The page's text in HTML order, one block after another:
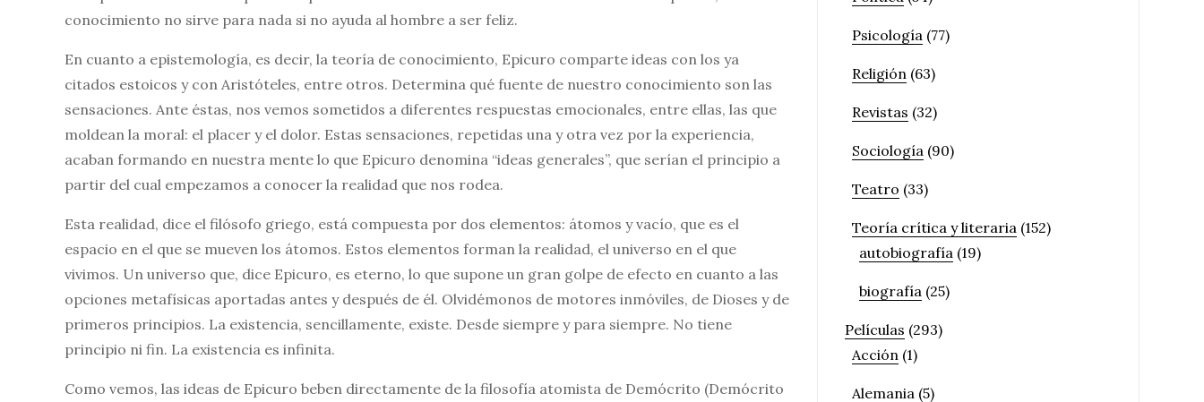
conocimiento no sirve para nada si no ayuda al hombre a ser feliz.
En cuanto a epistemología, es decir, la teoría de conocimiento, Epicuro comparte ideas con los ya
citados estoicos y con Aristóteles, entre otros. Determina qué fuente de nuestro conocimiento son las
sensaciones. Ante éstas, nos vemos sometidos a diferentes respuestas emocionales, entre ellas, las que
moldean la moral: el placer y el dolor. Estas sensaciones, repetidas una y otra vez por la experiencia,
acaban formando en nuestra mente lo que Epicuro denomina “ideas generales”, que serían el principio a
partir del cual empezamos a conocer la realidad que nos rodea.
Esta realidad, dice el filósofo griego, está compuesta por dos elementos: átomos y vacío, que es el
espacio en el que se mueven los átomos. Estos elementos forman la realidad, el universo en el que
vivimos. Un universo que, dice Epicuro, es eterno, lo que supone un gran golpe de efecto en cuanto a las
opciones metafísicas aportadas antes y después de él. Olvidémonos de motores inmóviles, de Dioses y de
primeros principios. La existencia, sencillamente, existe. Desde siempre y para siempre. No tiene
principio ni fin. La existencia es infinita.
Como vemos, las ideas de Epicuro beben directamente de la filosofía atomista de Demócrito (Demócrito
Psicología (77)
Religión (63)
Revistas (32)
Sociología (90)
Teatro (33)
Teoría crítica y literaria (152)
autobiografía (19)
biografía (25)
Películas (293)
Acción (1)
Alemania (5)